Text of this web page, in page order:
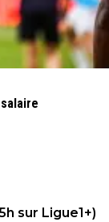
sur Ligue1+)